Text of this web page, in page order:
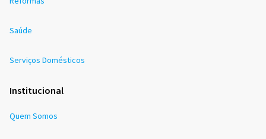
Saúde
Serviços Domésticos
Institucional
Quem Somos